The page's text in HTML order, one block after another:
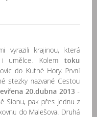
vyrazili krajinou, která
umělce. Kolemtoku
do Kutné Hory. První
stezky nazvané Cestou
20.dubna 2013-
Sionu, pak přes jednu z
do Malešova. Druhá